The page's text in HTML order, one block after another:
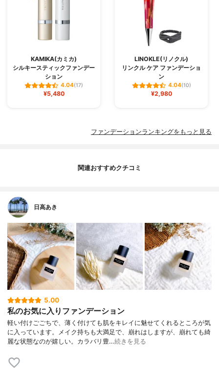
KAMIKA(カミカ)
シルキースティックファンデー
ション
4.04(17)
¥5,480
LINOKLE(リノクル)
リンクル ケア ファンデーショ
ン
4.04(10)
¥2,980
ファンデーションランキングをもっと見る
関連おすすめクチコミ
日高あき
5.00
私のお気に入りファンデーション
軽い付けごごちで、薄く付けても肌をキレイに魅せてくれるところが気
に入っています。メイク持ちも大満足で、崩れはしますが、崩れても綺
麗な状態なのが嬉しい。カラバリ豊…続きを見る